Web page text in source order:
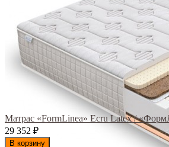
Матрас «FormLinea» Ecru Latex /
29 352 ₽
В корзину